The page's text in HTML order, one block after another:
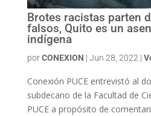
Brotes racistas parten
falsos, Quito es un
indígena
porCONEXION | Jun 28, 2022 |
Conexión PUCE entrevistó al
subdecano de la Facultad de
PUCE a propósito de